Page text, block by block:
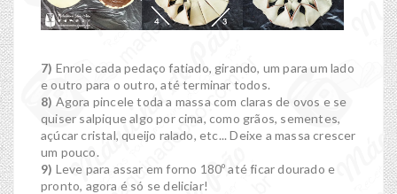
7) Enrole cada pedaço fatiado, girando, um para um lado
e outro para o outro, até terminar todos.
8) Agora pincele toda a massa com claras de ovos e se
quiser salpique algo por cima, como grãos, sementes,
açúcar cristal, queijo ralado, etc... Deixe a massa crescer
um pouco.
9) Leve para assar em forno 180º até ficar dourado e
pronto, agora é só se deliciar!